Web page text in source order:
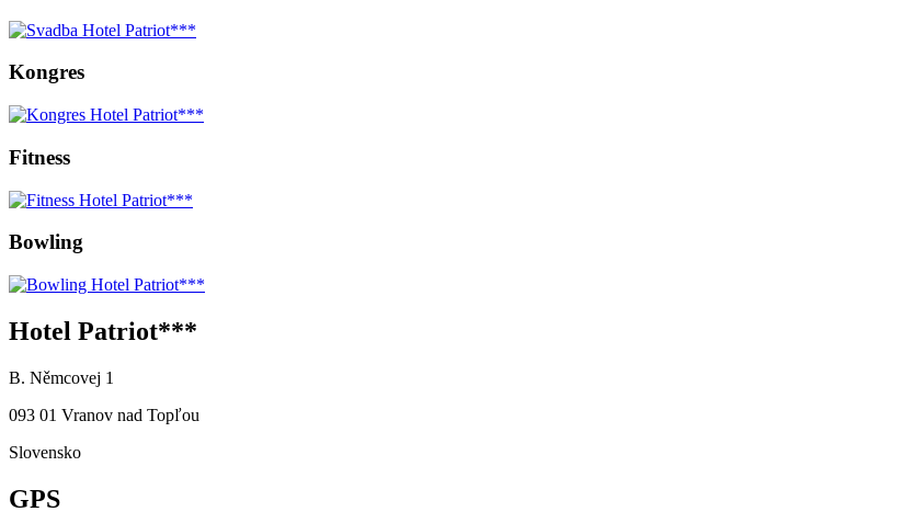
Kongres
Fitness
Bowling
Hotel Patriot***
B. Němcovej 1
093 01 Vranov nad Topľou
Slovensko
GPS